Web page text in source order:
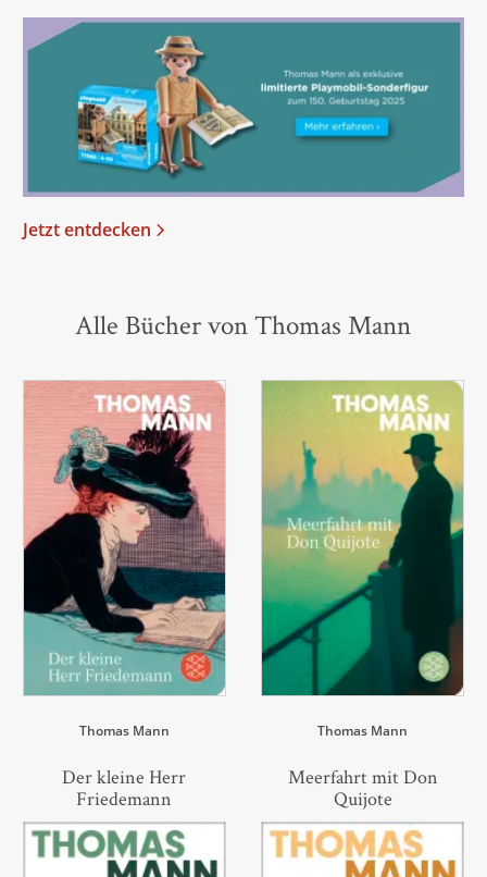
Jetzt entdecken
Alle Bücher von Thomas Mann
Thomas Mann
Der kleine Herr
Friedemann
Thomas Mann
Meerfahrt mit Don
Quijote